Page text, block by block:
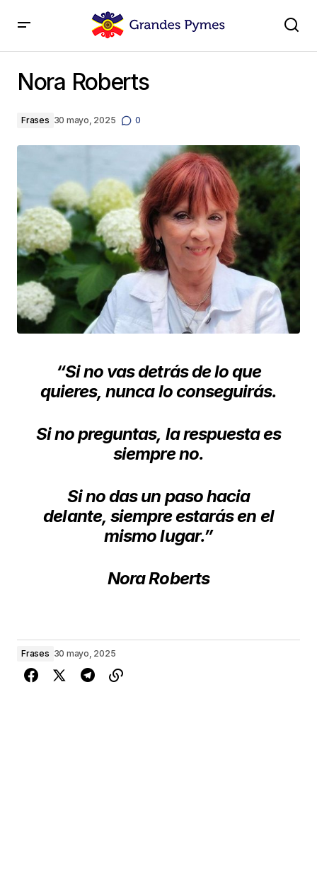
Nora Roberts
Frases 30 mayo, 2025 0
“Si no vas detrás de lo que
quieres,nunca lo conseguirás.
Si no preguntas, la respuesta es
siempre no.
Si no das un paso hacia
delante, siempre estarás en el
mismo lugar.”
Nora Roberts
Frases 30 mayo, 2025